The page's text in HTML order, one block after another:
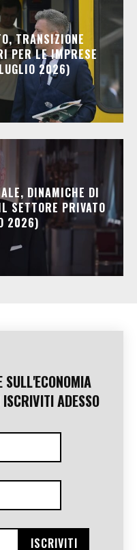
TRANSIZIONE
PER LE IMPRESE
2026)
DINAMICHE DI
SETTORE PRIVATO
2026)
ADESSO